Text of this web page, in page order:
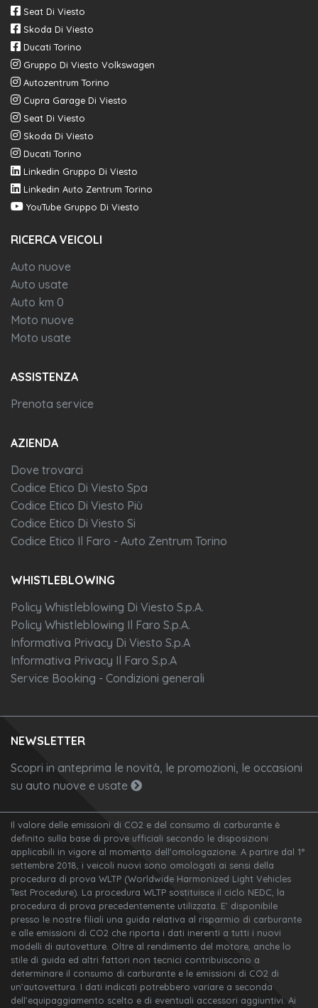
Seat Di Viesto
Skoda Di Viesto
Ducati Torino
Gruppo Di Viesto Volkswagen
Autozentrum Torino
Cupra Garage Di Viesto
Seat Di Viesto
Skoda Di Viesto
Ducati Torino
Linkedin Gruppo Di Viesto
Linkedin Auto Zentrum Torino
YouTube Gruppo Di Viesto
RICERCA VEICOLI
Auto nuove
Auto usate
Auto km 0
Moto nuove
Moto usate
ASSISTENZA
Prenota service
AZIENDA
Dove trovarci
Codice Etico Di Viesto Spa
Codice Etico Di Viesto Più
Codice Etico Di Viesto Si
Codice Etico Il Faro - Auto Zentrum Torino
WHISTLEBLOWING
Policy Whistleblowing Di Viesto S.p.A.
Policy Whistleblowing Il Faro S.p.A.
Informativa Privacy Di Viesto S.p.A
Informativa Privacy Il Faro S.p.A
Service Booking - Condizioni generali
NEWSLETTER
Scopri in anteprima le novità, le promozioni, le occasioni
su auto nuove e usate
Il valore delle emissioni di CO2 e del consumo di carburante è
definito sulla base di prove ufficiali secondo le disposizioni
applicabili in vigore al momento dell'omologazione. A partire dal 1°
settembre 2018, i veicoli nuovi sono omologati ai sensi della
procedura di prova WLTP (Worldwide Harmonized Light Vehicles
Test Procedure). La procedura WLTP sostituisce il ciclo NEDC, la
procedura di prova precedentemente utilizzata. E’ disponibile
presso le nostre filiali una guida relativa al risparmio di carburante
e alle emissioni di CO2 che riporta i dati inerenti a tutti i nuovi
modelli di autovetture. Oltre al rendimento del motore, anche lo
stile di guida ed altri fattori non tecnici contribuiscono a
determinare il consumo di carburante e le emissioni di CO2 di
un’autovettura. I dati indicati potrebbero variare a seconda
dell’equipaggiamento scelto e di eventuali accessori aggiuntivi. Ai